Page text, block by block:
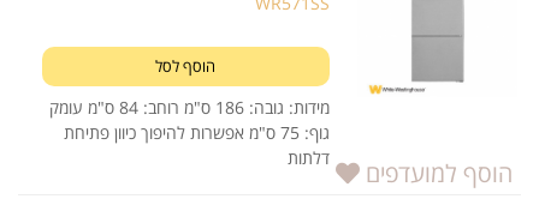
הוסף למועדפים
הוסף לסל
מידות: גובה: 186 ס"מ רוחב: 84 ס"מ עומק
גוף: 75 ס"מ אפשרות להיפוך כיוון פתיחת
דלתות